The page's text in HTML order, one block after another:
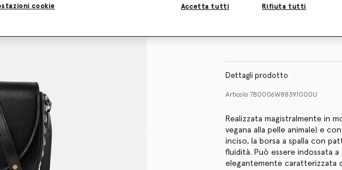
Dettagli prodotto
Articolo 7B0006W88391000U
Realizzata magistralmente in
vegana alla pelle animale) e
inciso, la borsa a spalla con
fluidità. Può essere indossata
elegantemente caratterizzata
cookie Rifiuta tutti
Accetta tutti